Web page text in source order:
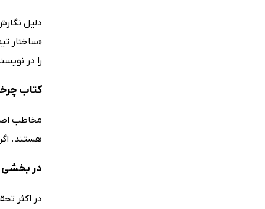
«ساختار
را در
کتاب
مخاطب
هستند.
در بخشی